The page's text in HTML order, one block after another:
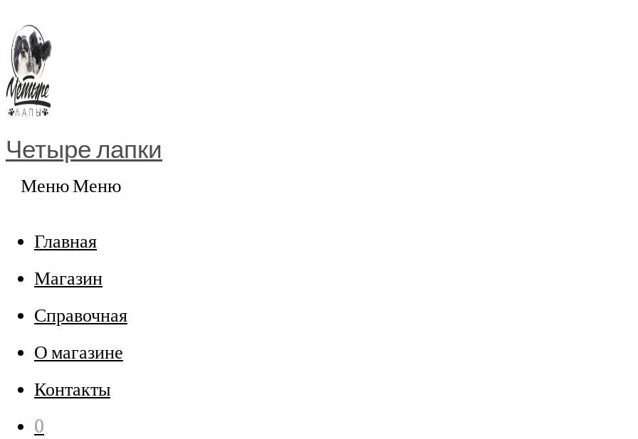
к
содержимому
Четыре лапки
МенюМеню
Главная
Магазин
Справочная
О магазине
Контакты
0